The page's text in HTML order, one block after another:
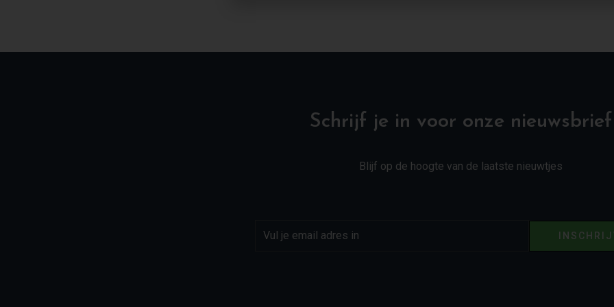
Schrijf je in voor onze nieuwsbrief
Blijf op de hoogte van de laatste nieuwtjes